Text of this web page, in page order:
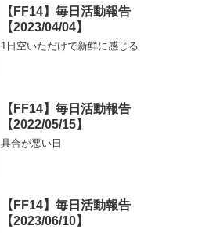
【FF14】毎日活動報告
【2023/04/04】
1日空いただけで新鮮に感じる
【FF14】毎日活動報告
【2022/05/15】
具合が悪い日
【FF14】毎日活動報告
【2023/06/10】